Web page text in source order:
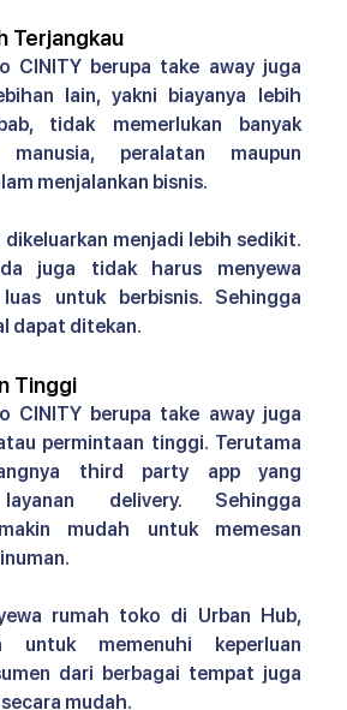
Terjangkau
CINITY berupa take away juga
lain, yakni biayanya lebih
tidak memerlukan banyak
peralatan maupun
menjalankan bisnis.
dikeluarkan menjadi lebih sedikit.
juga tidak harus menyewa
untuk berbisnis. Sehingga
dapat ditekan.
Tinggi
CINITY berupa take away juga
permintaan tinggi. Terutama
third party app yang
layanan delivery. Sehingga
mudah untuk memesan
rumah toko di Urban Hub,
untuk memenuhi keperluan
dari berbagai tempat juga
mudah.